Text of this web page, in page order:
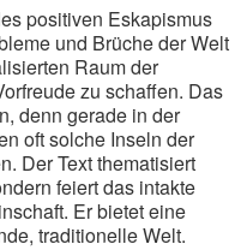
positiven Eskapismus
und Brüche der Welt
Raum der
zu schaffen. Das
denn gerade in der
oft solche Inseln der
Der Text thematisiert
feiert das intakte
Er bietet eine
traditionelle Welt.